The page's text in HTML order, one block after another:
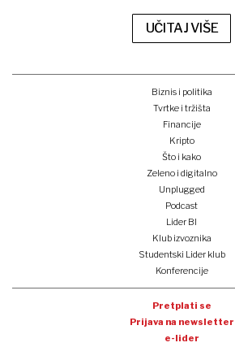
UČITAJ VIŠE
Biznis i politika
Tvrtke i tržišta
Financije
Kripto
Što i kako
Zeleno i digitalno
Unplugged
Podcast
Lider BI
Klub izvoznika
Studentski Lider klub
Konferencije
Pretplati se
Prijava na newsletter
e-lider